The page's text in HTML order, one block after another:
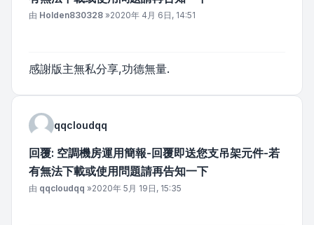
文章
由 Holden830328 »2020年 4月 6日, 14:51
感謝版主無私分享,功德無量.
qqcloudqq
回覆: 空調機房運用簡報-回覆即送您支吊架元件-若
有無法下載或使用問題請再告知一下
文章
由 qqcloudqq »2020年 5月 19日, 15:35